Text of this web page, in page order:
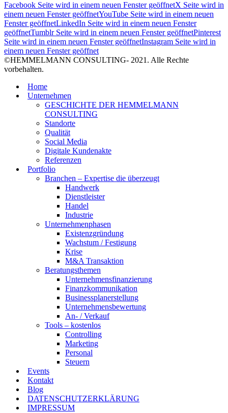
Facebook Seite wird in einem neuen Fenster geöffnetX Seite wird in
einem neuen Fenster geöffnetYouTube Seite wird in einem neuen
Fenster geöffnetLinkedIn Seite wird in einem neuen Fenster
geöffnetTumblr Seite wird in einem neuen Fenster geöffnetPinterest
Seite wird in einem neuen Fenster geöffnetInstagram Seite wird in
einem neuen Fenster geöffnet
©HEMMELMANN CONSULTING- 2021. Alle Rechte
vorbehalten.
Home
Unternehmen
GESCHICHTE DER HEMMELMANN
CONSULTING
Standorte
Qualität
Social Media
Digitale Kundenakte
Referenzen
Portfolio
Branchen – Expertise die überzeugt
Handwerk
Dienstleister
Handel
Industrie
Unternehmenphasen
Existenzgründung
Wachstum / Festigung
Krise
M&A Transaktion
Beratungsthemen
Unternehmensfinanzierung
Finanzkommunikation
Businessplanerstellung
Unternehmensbewertung
An- / Verkauf
Tools – kostenlos
Controlling
Marketing
Personal
Steuern
Events
Kontakt
Blog
DATENSCHUTZERKLÄRUNG
IMPRESSUM